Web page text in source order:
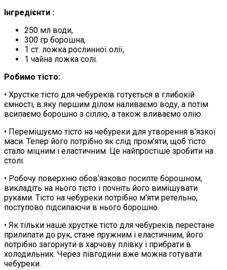
Інгредієнти :
250 мл води,
300 гр борошна,
1 ст. ложка рослинної олії,
1 чайна ложка солі.
Робимо тісто:
• Хрустке тісто для чебуреків готується в глибокій
ємності, в яку першим ділом наливаємо воду, а потім
всипаємо борошно з сіллю, а також вливаємо олію.
• Перемішуємо тісто на чебуреки для утворення в’язкої
маси. Тепер його потрібно як слід пром’яти, щоб тісто
стало міцним і еластичним. Це найпростіше зробити на
столі.
• Робочу поверхню обов’язково посипте борошном,
викладіть на нього тісто і почніть його вимішувати
руками. Тісто на чебуреки потрібно м’яти ретельно,
поступово підсипаючи в нього борошно.
• Як тільки наше хрустке тісто для чебуреків перестане
прилипати до рук, стане пружним і еластичним, його
потрібно загорнути в харчову плівку і прибрати в
холодильник. Через півгодини вже можна готувати
чебуреки.